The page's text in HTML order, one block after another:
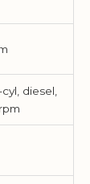
diesel,